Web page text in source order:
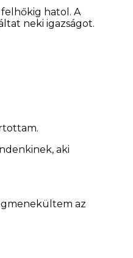
felhőkig hatol. A
neki igazságot.
aki
az